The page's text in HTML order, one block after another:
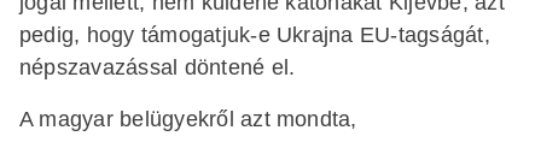
pedig, hogy támogatjuk-e Ukrajna EU-tagságát,
népszavazással döntené el.
A magyar belügyekről azt mondta,